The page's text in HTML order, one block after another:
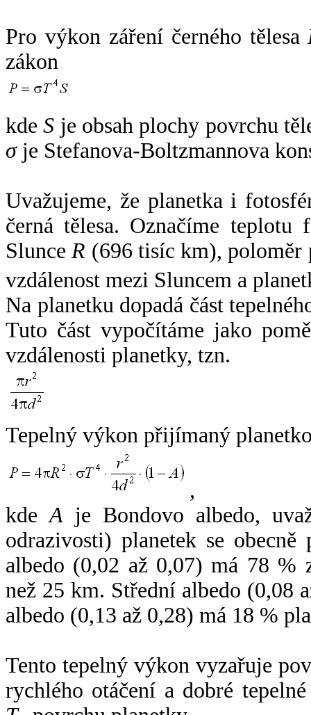
Pro výkon záření černého tělesa
zákon
kdeS je obsah plochy povrchu
σje Stefanova-Boltzmannova
Uvažujeme, že planetka i
černá tělesa. Označíme
SlunceR (696 tisíc km),
vzdálenost mezi Sluncem a
Na planetku dopadá část
Tuto část vypočítáme jako
vzdálenosti planetky, tzn.
Tepelný výkon přijímaný
,
kdeA je Bondovo albedo,
odrazivosti) planetek se
albedo (0,02 až 0,07) má 78 %
než 25 km. Střední albedo (0,08
albedo (0,13 až 0,28) má 18 %
Tento tepelný výkon vyzařuje
rychlého otáčení a dobré